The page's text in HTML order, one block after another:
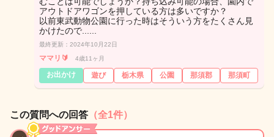
アウトドアワゴンを押している方は多いですか？
以前東武動物公園に行った時はそういう方をたくさん見
かけたので......
最終更新：2024年10月22日
ママリ🔰 4歳11ヶ月
お出かけ 遊び 栃木県 公園 那須郡 那須町
この質問への回答 （全1件）